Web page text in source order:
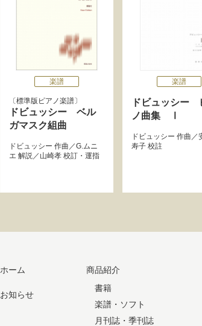
楽譜
標準版ピアノ楽譜
ドビュッシー ベル
ガマスク組曲
ドビュッシー 作曲／G.ムニ
エ 解説／ 山崎孝 校訂・運指
楽譜
ドビュッシー
ノ曲集 Ⅰ
ドビュッシー 作曲／
寿子 校註
ホーム
お知らせ
商品紹介
書籍
楽譜・ソフト
月刊誌・季刊誌